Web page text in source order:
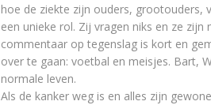
hoe de ziekte zijn ouders, grootouders,
een unieke rol. Zij vragen niks en ze
commentaar op tegenslag is kort en
over te gaan: voetbal en meisjes. Bart,
normale leven.
Als de kanker weg is en alles zijn